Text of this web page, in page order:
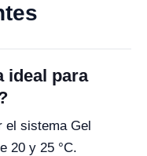
ideal para
el sistema Gel
20 y 25 °C.